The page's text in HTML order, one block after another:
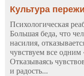
Культура
Психологическая
Большая беда, что
насилия,
чувствуем все
Отказываясь
и радость...